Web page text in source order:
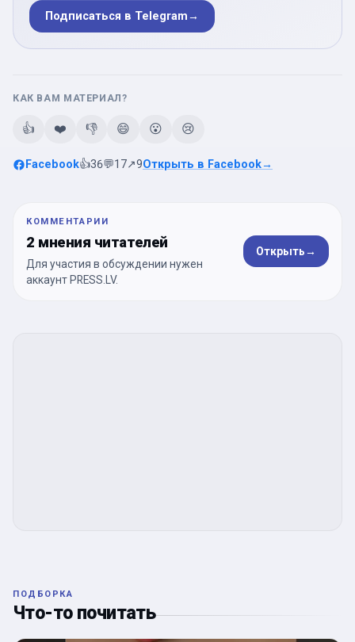
Подписаться в Telegram→
КАК ВАМ МАТЕРИАЛ?
👍 ❤️ 👎 😄 😮 😢
Facebook👍36💬17↗9Открыть в Facebook→
КОММЕНТАРИИ
2 мнения читателей
Для участия в обсуждении нужен
аккаунт PRESS.LV.
Открыть→
ПОДБОРКА
Что-то почитать